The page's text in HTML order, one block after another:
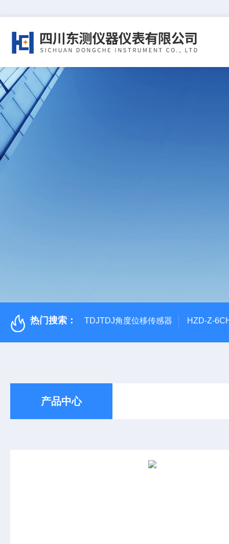
热门搜索： TDJTDJ角度位移传感器 HZD-Z-
产品中心